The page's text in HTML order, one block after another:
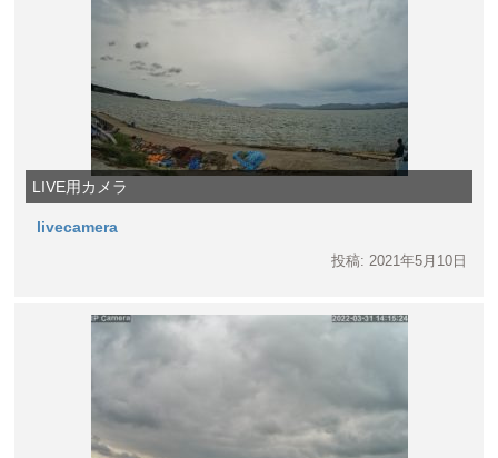
LIVE用カメラ
livecamera
投稿: 2021年5月10日